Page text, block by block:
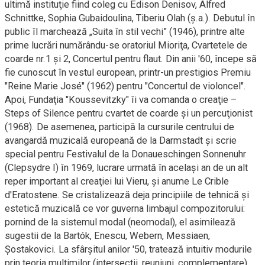
ultimă instituţie fiind coleg cu Edison Denisov, Alfred
Schnittke, Sophia Gubaidoulina, Tiberiu Olah (ş.a.). Debutul în
public îl marchează „Suita în stil vechi” (1946), printre alte
prime lucrări numărându-se oratoriul Mioriţa, Cvartetele de
coarde nr.1 şi 2, Concertul pentru flaut. Din anii '60, începe să
fie cunoscut în vestul european, printr-un prestigios Premiu
"Reine Marie José" (1962) pentru "Concertul de violoncel".
Apoi, Fundaţia "Koussevitzky" îi va comanda o creaţie –
Steps of Silence pentru cvartet de coarde şi un percuţionist
(1968). De asemenea, participă la cursurile centrului de
avangardă muzicală europeană de la Darmstadt şi scrie
special pentru Festivalul de la Donaueschingen Sonnenuhr
(Clepsydre I) în 1969, lucrare urmată în acelaşi an de un alt
reper important al creaţiei lui Vieru, şi anume Le Crible
d'Eratostene. Se cristalizează deja principiile de tehnică şi
estetică muzicală ce vor guverna limbajul compozitorului:
pornind de la sistemul modal (neomodal), el asimilează
sugestii de la Bartók, Enescu, Webern, Messiaen,
Şostakovici. La sfârşitul anilor '50, tratează intuitiv modurile